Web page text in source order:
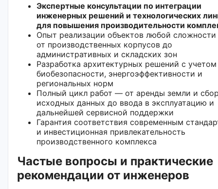
Экспертные консультации по интеграции
инженерных решений и технологических
для повышения производительности
Опыт реализации объектов любой
от производственных корпусов до
административных и складских зон
Разработка архитектурных решений с учетом
биобезопасности, энергоэффективности и
региональных норм
Полный цикл работ — от аренды земли и
исходных данных до ввода в эксплуатацию и
дальнейшей сервисной поддержки
Гарантия соответствия современным
и инвестиционная привлекательность
производственного комплекса
Частые вопросы и практические
рекомендации от инженеров